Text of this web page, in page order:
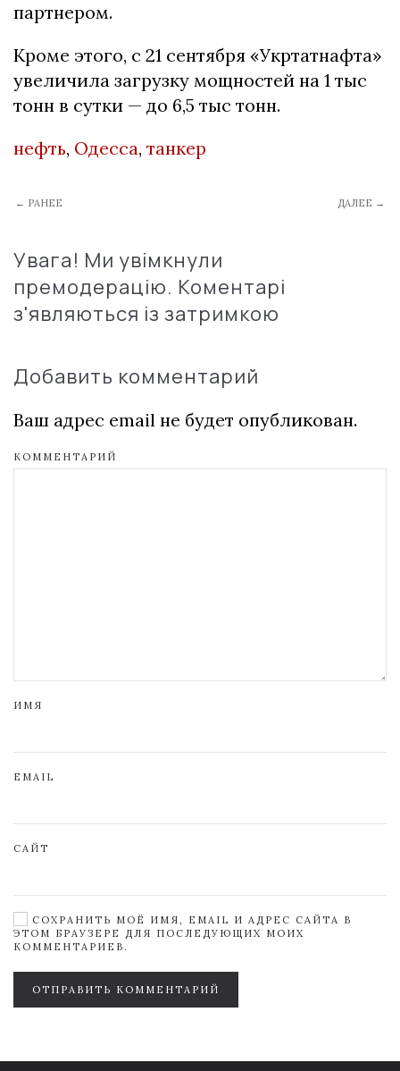
партнером.
Кроме этого, с 21 сентября «Укртатнафта»
увеличила загрузку мощностей на 1 тыс
тонн в сутки — до 6,5 тыс тонн.
нефть, Одесса, танкер
← РАНЕЕ ДАЛЕЕ →
Увага! Ми увімкнули
премодерацію. Коментарі
з'являються із затримкою
Добавить комментарий
Ваш адрес email не будет опубликован.
КОММЕНТАРИЙ
ИМЯ
EMAIL
САЙТ
СОХРАНИТЬ МОЁ ИМЯ, EMAIL И АДРЕС САЙТА В
ЭТОМ БРАУЗЕРЕ ДЛЯ ПОСЛЕДУЮЩИХ МОИХ
КОММЕНТАРИЕВ.
ОТПРАВИТЬ КОММЕНТАРИЙ